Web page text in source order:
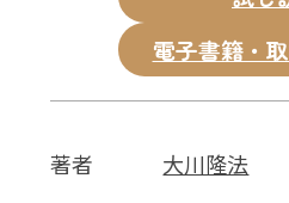
電子書籍・
著者
大川隆法